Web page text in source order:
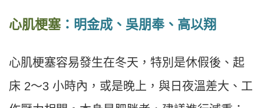
心肌梗塞：明金成、吳朋奉、高以翔
心肌梗塞容易發生在冬天，特別是休假後、起
床 2〜3 小時內，或是晚上，與日夜溫差大、工